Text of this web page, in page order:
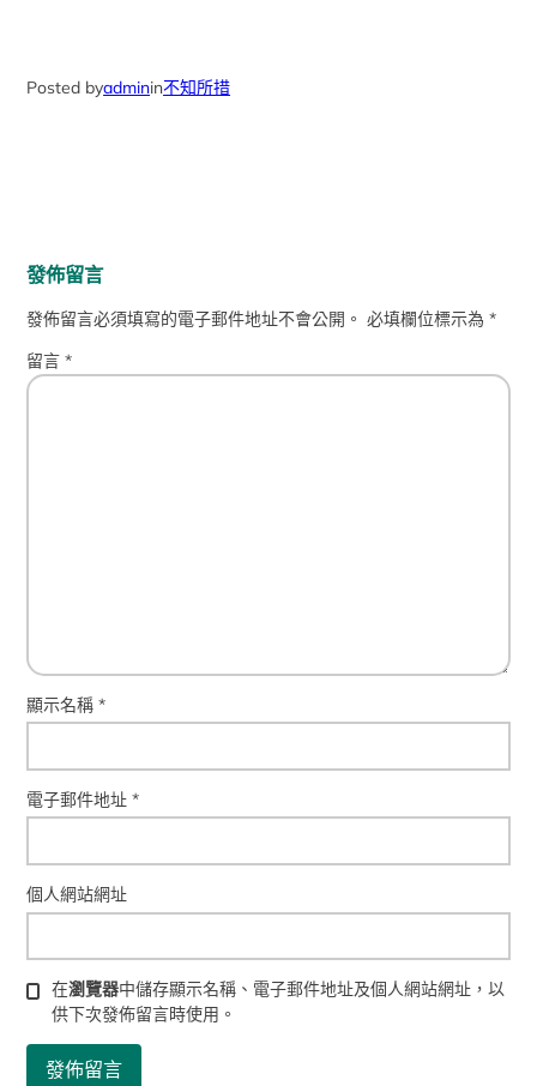
Posted byadminin不知所措
發佈留言
發佈留言必須填寫的電子郵件地址不會公開。 必填欄位標示為*
留言*
顯示名稱*
電子郵件地址*
個人網站網址
在瀏覽器中儲存顯示名稱、電子郵件地址及個人網站網址，以
供下次發佈留言時使用。